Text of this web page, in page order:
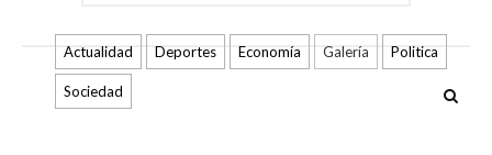
Actualidad Deportes Economía Galería Politica
Sociedad